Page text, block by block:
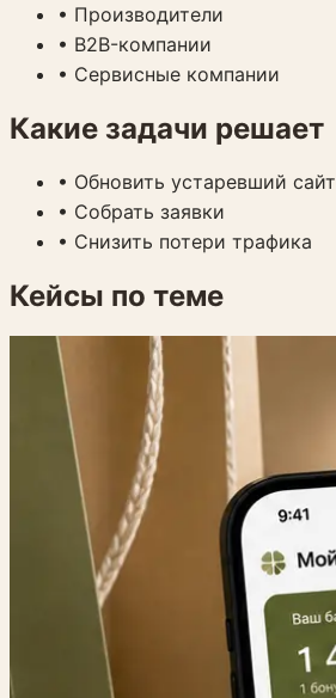
• Производители
• B2B-компании
• Сервисные компании
Какие задачи решает
• Обновить устаревший сайт
• Собрать заявки
• Снизить потери трафика
Кейсы по теме